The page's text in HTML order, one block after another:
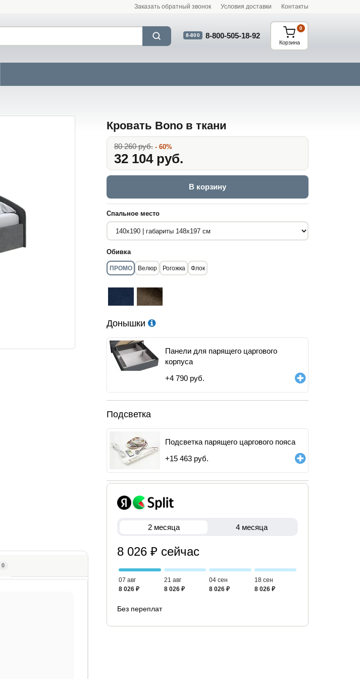
Заказать обратный звонок Условия доставки Контакты
8-800 8-800-505-18-92
Корзина
0
Кровать Bono в ткани
80 260 руб. - 60%
32 104 руб.
В корзину
Спальное место
Обивка
ПРОМО Велюр Рогожка Флок
Донышки
Панели для парящего царгового
корпуса
+4 790 руб.
Подсветка
Подсветка парящего царгового пояса
+15 463 руб.
2 месяца 4 месяца
8 026 ₽ сейчас
07 авг
8 026 ₽
21 авг
8 026 ₽
04 сен
8 026 ₽
18 сен
8 026 ₽
Без переплат
0